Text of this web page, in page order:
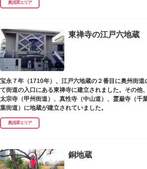
奥浅草エリア
東禅寺の江戸六地蔵
宝永７年（1710年）、江戸六地蔵の２番目に奥州街道
て街道の入口にある東禅寺に建立されました。その他
太宗寺（甲州街道）、真性寺（中山道）、霊巌寺（千
葉街道）に地蔵が建立されていました。
奥浅草エリア
銅地蔵